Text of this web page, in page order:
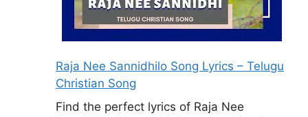
Raja Nee Sannidhilo Song Lyrics – Telugu
Christian Song
Find the perfect lyrics of Raja Nee